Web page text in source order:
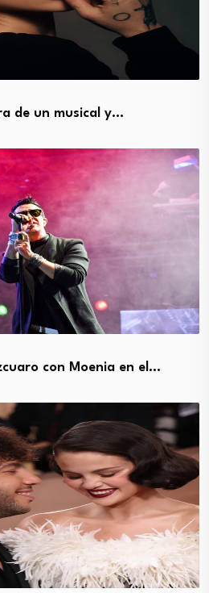
de un musical y…
con Moenia en el…